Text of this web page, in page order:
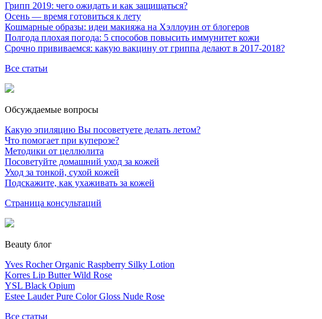
Грипп 2019: чего ожидать и как защищаться?
Осень — время готовиться к лету
Кошмарные образы: идеи макияжа на Хэллоуин от блогеров
Полгода плохая погода: 5 способов повысить иммунитет кожи
Срочно прививаемся: какую вакцину от гриппа делают в 2017-2018?
Все статьи
Обсуждаемые вопросы
Какую эпиляцию Вы посоветуете делать летом?
Что помогает при куперозе?
Методики от целлюлита
Посоветуйте домашний уход за кожей
Уход за тонкой, сухой кожей
Подскажите, как ухаживать за кожей
Страница консультаций
Beauty блог
Yves Rocher Organic Raspberry Silky Lotion
Korres Lip Butter Wild Rose
YSL Black Opium
Estee Lauder Pure Color Gloss Nude Rose
Все статьи